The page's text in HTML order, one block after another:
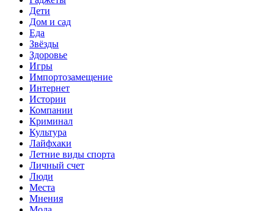
Дети
Дом и сад
Еда
Звёзды
Здоровье
Игры
Импортозамещение
Интернет
Истории
Компании
Криминал
Культура
Лайфхаки
Летние виды спорта
Личный счет
Люди
Места
Мнения